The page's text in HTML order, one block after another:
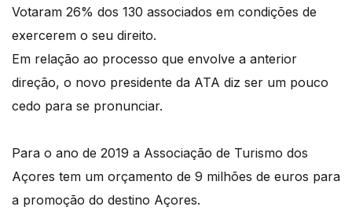
Votaram 26% dos 130 associados em condições de
exercerem o seu direito.
Em relação ao processo que envolve a anterior
direção, o novo presidente da ATA diz ser um pouco
cedo para se pronunciar.
Para o ano de 2019 a Associação de Turismo dos
Açores tem um orçamento de 9 milhões de euros para
a promoção do destino Açores.